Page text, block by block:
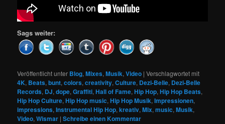
Sags weiter:
Veröffentlicht unter Blog,Mixes,Musik,Video |Verschlagwortet mit
4K, Beats,bunt,colors,creativity,Culture, Dezi-Belle, Dezi-Belle
Records, DJ,dope,Graffiti,Hall of Fame,Hip Hop,Hip Hop Beats,
Hip Hop Culture,Hip Hop music,Hip Hop Musik,Impressionen,
impressions,Instrumental Hip Hop,kreativ,Mix,music,Musik,
Video,Wismar |Schreibe einen Kommentar